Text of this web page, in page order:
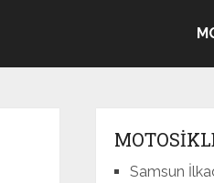
Samsun